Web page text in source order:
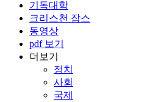
기독대학
크리스천 잡스
동영상
pdf 보기
더보기
정치
사회
국제